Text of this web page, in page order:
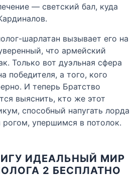
— светский бал, куда
шарлатан вызывает его на
что армейский
Только вот дуэльная сфера
победителя, а того, кого
И теперь Братство
выяснить, кто же этот
способный напугать лорда
упершимся в потолок.
ИДЕАЛЬНЫЙ МИР
2 БЕСПЛАТНО